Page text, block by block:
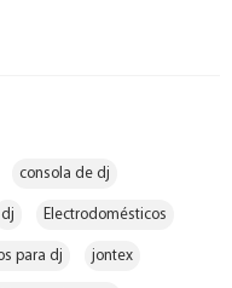
consola de dj
dj Electrodomésticos
para dj jontex